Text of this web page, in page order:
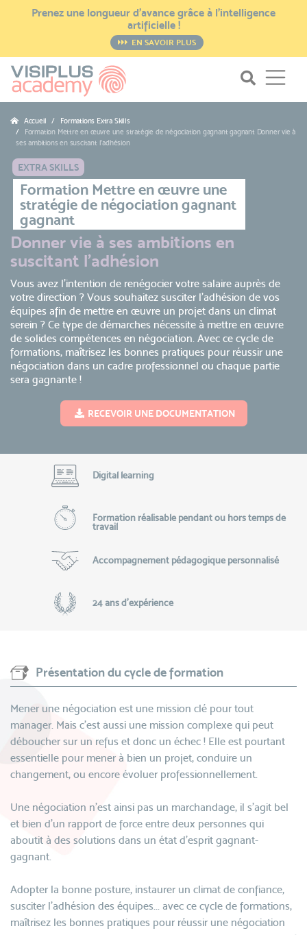
Prenez une longueur d’avance grâce à l’intelligence
artificielle !
EN SAVOIR PLUS
Accueil
Formations Extra Skills
Formation Mettre en œuvre une stratégie de négociation gagnant gagnant Donner vie à
ses ambitions en suscitant l'adhésion
EXTRA SKILLS
Formation Mettre en œuvre une
stratégie de négociation gagnant
gagnant
Donner vie à ses ambitions en
suscitant l'adhésion
Vous avez l'intention de renégocier votre salaire auprès de
votre direction ? Vous souhaitez susciter l'adhésion de vos
équipes afin de mettre en œuvre un projet dans un climat
serein ? Ce type de démarches nécessite à mettre en œuvre
de solides compétences en négociation. Avec ce cycle de
formations, maîtrisez les bonnes pratiques pour réussir une
négociation dans un cadre professionnel ou chaque partie
sera gagnante !
RECEVOIR UNE DOCUMENTATION
Digital learning
Formation réalisable pendant ou hors temps de
travail
Accompagnement pédagogique personnalisé
24 ans d'expérience
Présentation du cycle de formation
Mener une négociation est une mission clé pour tout
manager. Mais c’est aussi une mission complexe qui peut
déboucher sur un refus et donc un échec ! Elle est pourtant
essentielle pour mener à bien un projet, conduire un
changement, ou encore évoluer professionnellement.
Une négociation n'est ainsi pas un marchandage, il s'agit bel
et bien d'un rapport de force entre deux personnes qui
aboutit à des solutions dans un état d'esprit gagnant-
gagnant.
Adopter la bonne posture, instaurer un climat de confiance,
susciter l'adhésion des équipes... avec ce cycle de formations,
maîtrisez les bonnes pratiques pour réussir une négociation